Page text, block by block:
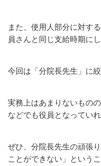
また、使用人部分に対す
員さんと同じ支給時期にし
今回は「分院長先生」に
実務上はあまりないもの
などでも役員となってい
ぜひ、分院長先生の頑張
ことができない」という